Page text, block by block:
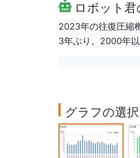
ロボット
2023年の往復圧縮
3年ぶり。2000年
グラフの選択